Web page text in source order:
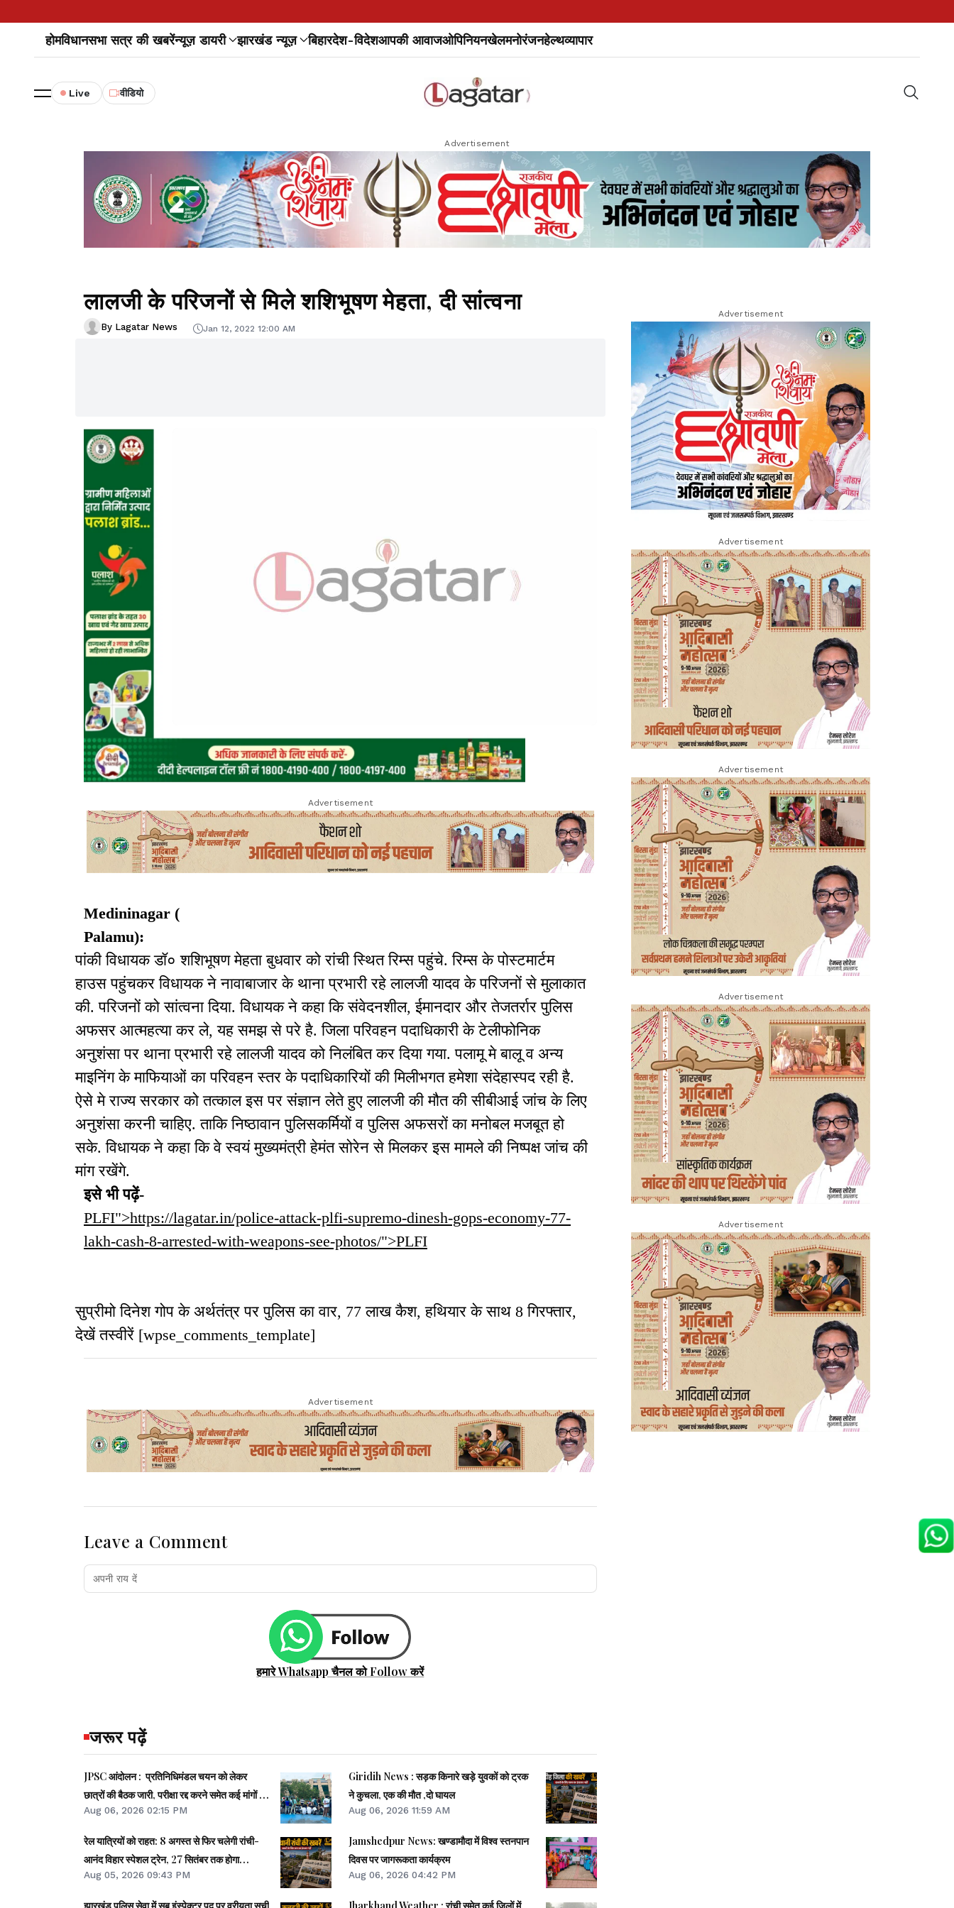
होमविधानसभा सत्र की खबरेंन्यूज़ डायरी झारखंड न्यूज़ बिहारदेश-विदेशआपकी आवाजओपिनियनखेलमनोरंजनहेल्थव्यापार
Live वीडियो
Advertisement
लालजी के परिजनों से मिले शशिभूषण मेहता, दी सांत्वना
By Lagatar News Jan 12, 2022 12:00 AM
Advertisement
Medininagar (
Palamu):
पांकी विधायक डॉ० शशिभूषण मेहता बुधवार को रांची स्थित रिम्स पहुंचे. रिम्स के पोस्टमार्टम
हाउस पहुंचकर विधायक ने नावाबाजार के थाना प्रभारी रहे लालजी यादव के परिजनों से मुलाकात
की. परिजनों को सांत्वना दिया. विधायक ने कहा कि संवेदनशील, ईमानदार और तेजतर्रार पुलिस
अफसर आत्महत्या कर ले, यह समझ से परे है. जिला परिवहन पदाधिकारी के टेलीफोनिक
अनुशंसा पर थाना प्रभारी रहे लालजी यादव को निलंबित कर दिया गया. पलामू मे बालू व अन्य
माइनिंग के माफियाओं का परिवहन स्तर के पदाधिकारियों की मिलीभगत हमेशा संदेहास्पद रही है.
ऐसे मे राज्य सरकार को तत्काल इस पर संज्ञान लेते हुए लालजी की मौत की सीबीआई जांच के लिए
अनुशंसा करनी चाहिए. ताकि निष्ठावान पुलिसकर्मियों व पुलिस अफसरों का मनोबल मजबूत हो
सके. विधायक ने कहा कि वे स्वयं मुख्यमंत्री हेमंत सोरेन से मिलकर इस मामले की निष्पक्ष जांच की
मांग रखेंगे.
इसे भी पढ़ें-
PLFI">https://lagatar.in/police-attack-plfi-supremo-dinesh-gops-economy-77-
lakh-cash-8-arrested-with-weapons-see-photos/">PLFI
सुप्रीमो दिनेश गोप के अर्थतंत्र पर पुलिस का वार, 77 लाख कैश, हथियार के साथ 8 गिरफ्तार,
देखें तस्वीरें [wpse_comments_template]
Advertisement
Leave a Comment
हमारे Whatsapp चैनल को Follow करें
जरूर पढ़ें
JPSC आंदोलन : प्रतिनिधिमंडल चयन को लेकर
छात्रों की बैठक जारी, परीक्षा रद्द करने समेत कई मांगों पर
बनी सहमति
Aug 06, 2026 02:15 PM
रेल यात्रियों को राहत: 8 अगस्त से फिर चलेगी रांची-
आनंद विहार स्पेशल ट्रेन, 27 सितंबर तक होगा
परिचालन
Aug 05, 2026 09:43 PM
Giridih News : सड़क किनारे खड़े युवकों को ट्रक
ने कुचला, एक की मौत ,दो घायल
Aug 06, 2026 11:59 AM
Jamshedpur News: खण्डामौदा में विश्व स्तनपान
दिवस पर जागरूकता कार्यक्रम
Aug 06, 2026 04:42 PM
Advertisement
Advertisement
Advertisement
Advertisement
Advertisement